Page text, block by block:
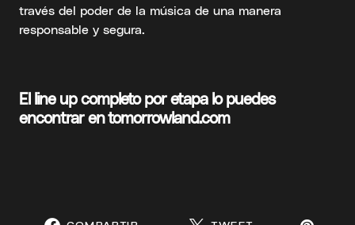
través del poder de la música de una manera
responsable y segura.
El line up completo por etapa lo puedes
encontrar entomorrowland.com